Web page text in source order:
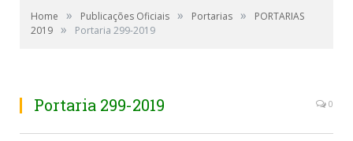
Home » Publicações Oficiais » Portarias »
PORTARIAS
2019 » Portaria 299-2019
Portaria 299-2019 0